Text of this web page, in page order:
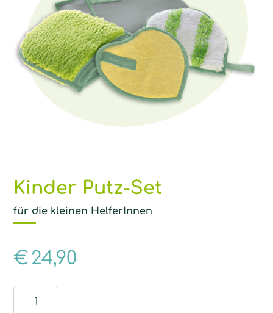
Kinder Putz-Set
für die kleinen HelferInnen
€ 24,90
Putz-